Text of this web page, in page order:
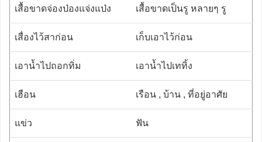
เสื้อขาดจ่องป่องแจ่งแป่ง เสื้อขาดเป็นรู หลายๆ รู
เสื่องไว้สาก่อน เก็บเอาไว้ก่อน
เอาน้ำไปถอกทิ่ม เอาน้ำไปเททิ้ง
เฮือน เรือน , บ้าน , ที่อยู่อาศัย
แข่ว ฟัน